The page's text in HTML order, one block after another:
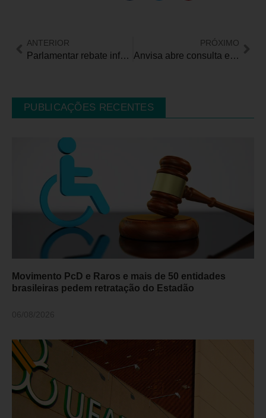
ANTERIOR
Parlamentar rebate informações de convênio médico e ANS sobre rescisões de planos de autistas e diz que números foram ‘forjados’
PRÓXIMO
Anvisa abre consulta e recebe contribuições sobre rotulagem para pessoas com deficiência
PUBLICAÇÕES RECENTES
Movimento PcD e Raros e mais de 50 entidades
brasileiras pedem retratação do Estadão